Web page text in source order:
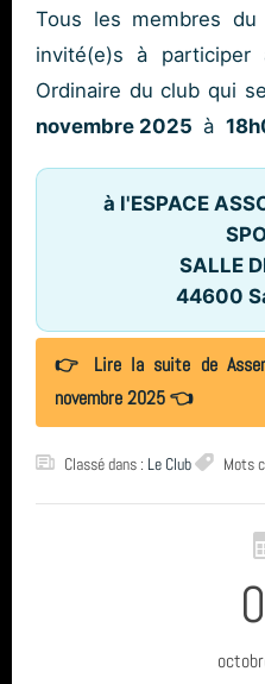
année
année
année
année
année
total
Tous les membres du
invité(e)s à participer
Ordinaire du club qui
novembre 2025 à
à l'ESPACE
SALLE
44600
👉 Lire la suite de
novembre 2025 👈
Classé dans : Le Club Mots